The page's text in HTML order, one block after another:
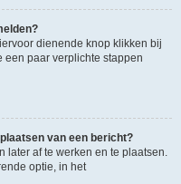
dienende knop klikken bij
een paar verplichte stappen
van een bericht?
later af te werken en te plaatsen.
optie, in het